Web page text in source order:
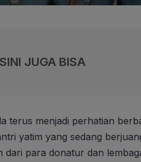
JUGA BISA
terus menjadi perhatian
yatim yang sedang
para donatur dan